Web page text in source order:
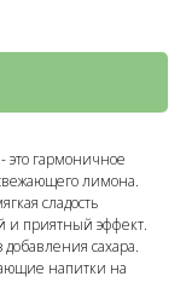
это гармоничное
лимона.
сладость
и приятный эффект.
сахара.
напитки на